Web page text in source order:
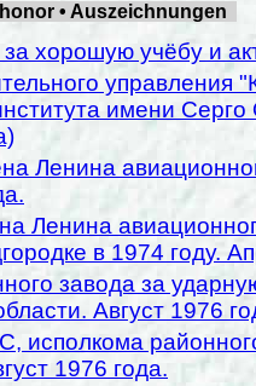
• Auszeichnungen
хорошую учёбу и
имени
Ленина
Ленина
в 1974 году.
завода за
Август 1976
1976 года.